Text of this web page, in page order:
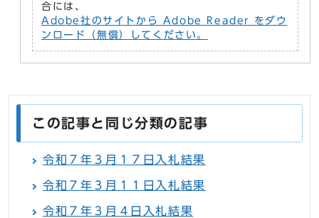
合には、
Adobe社のサイトから Adobe Reader をダウ
ンロード（無償）してください。
この記事と同じ分類の記事
令和７年３月１７日入札結果
令和７年３月１１日入札結果
令和７年３月４日入札結果